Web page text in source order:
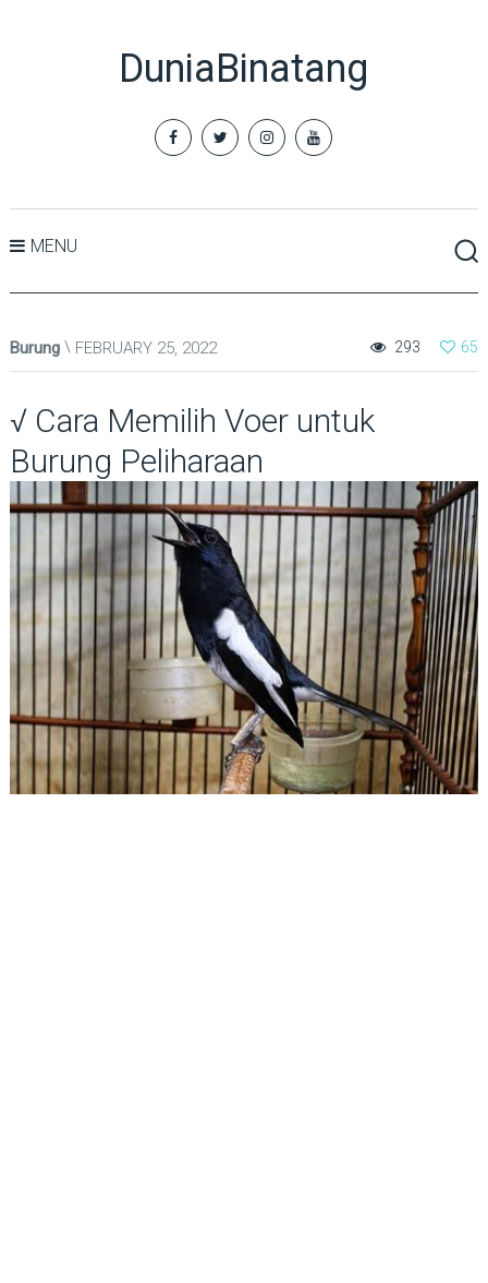
DuniaBinatang
MENU
Burung FEBRUARY 25, 2022 65
293
√ Cara Memilih Voer untuk
Burung Peliharaan